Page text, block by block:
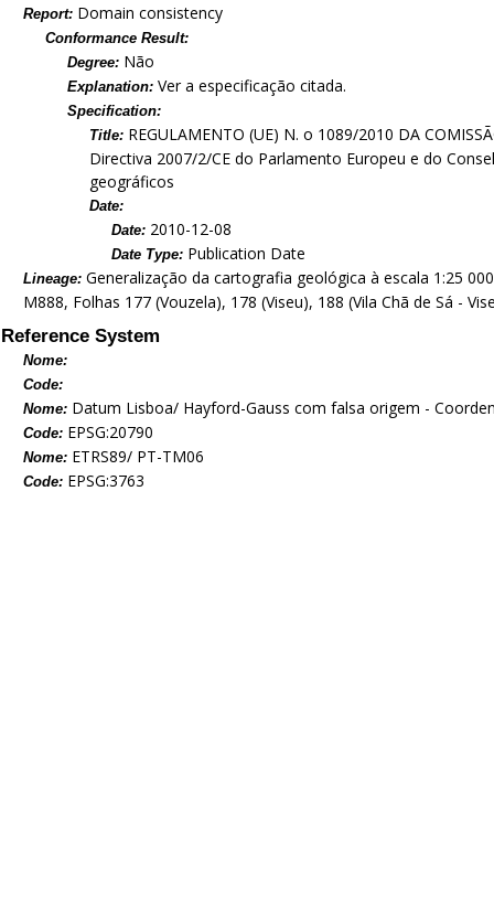
Report: Domain consistency
Conformance Result:
Degree: Não
Explanation:Ver a especificação citada.
Specification:
Title: REGULAMENTO (UE) N. o 1089/2010 DA
Directiva 2007/2/CE do Parlamento Europeu e do
geográficos
Date:
Date: 2010-12-08
Date Type: Publication Date
Lineage:Generalização da cartografia geológica à escala 1:25
M888, Folhas 177 (Vouzela), 178 (Viseu), 188 (Vila Chã de Sá -
Reference System
Nome:
Code:
Nome: Datum Lisboa/ Hayford-Gauss com falsa origem -
Code: EPSG:20790
Nome: ETRS89/ PT-TM06
Code: EPSG:3763